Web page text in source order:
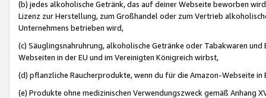
(b) jedes alkoholische Getränk, das auf deiner Webseite beworben
Lizenz zur Herstellung, zum Großhandel oder zum Vertrieb
Unternehmens betrieben wird,
(c) Säuglingsnahruhrung, alkoholische Getränke oder Tabakwaren
Webseiten in der EU und im Vereinigten Königreich wirbst,
(d) pflanzliche Raucherprodukte, wenn du für die Amazon-Webseite in
(e) Produkte ohne medizinischen Verwendungszweck gemäß Anhang